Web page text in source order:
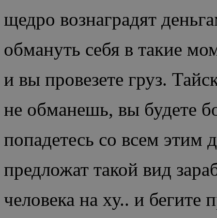
щедро вознаградят
обмануть себя в такие
и вы провезете груз.
не обманешь, вы будете
попадетесь со всем
предложат такой вид
человека на ху.. и бегите